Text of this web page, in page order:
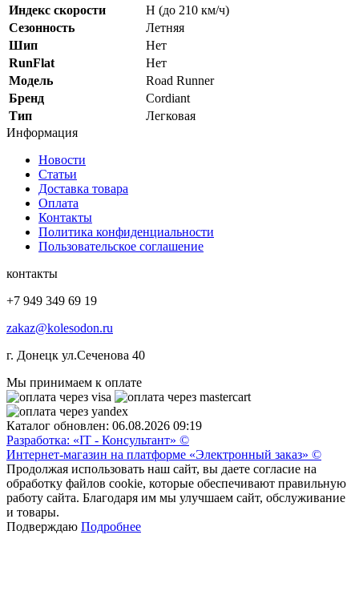
Индекс скорости
H (до 210 км/ч)
Сезонность
Летняя
Шип
Нет
RunFlat
Нет
Модель
Road Runner
Бренд
Cordiant
Тип
Легковая
Информация
Новости
Статьи
Доставка товара
Оплата
Контакты
Политика конфиденциальности
Пользовательское соглашение
контакты
+7 949 349 69 19
zakaz@kolesodon.ru
г. Донецк ул.Сеченова 40
Мы принимаем к оплате
Каталог обновлен: 06.08.2026 09:19
Разработка: «IT - Консультант» ©
Интернет-магазин на платформе «Электронный заказ» ©
Продолжая использовать наш сайт, вы даете согласие на
обработку файлов cookie, которые обеспечивают правильную
работу сайта. Благодаря им мы улучшаем сайт, обслуживание
и товары.
Подверждаю Подробнее